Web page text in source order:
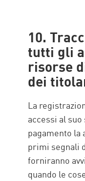
10.
tutti gli
risorse
dei
La
accessi al
pagamento la
primi segnali
forniranno
quando le